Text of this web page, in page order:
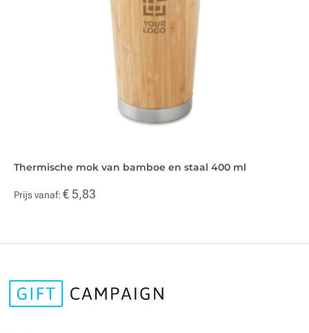
Thermische mok van bamboe en staal 400 ml
Prijs vanaf: € 5,83